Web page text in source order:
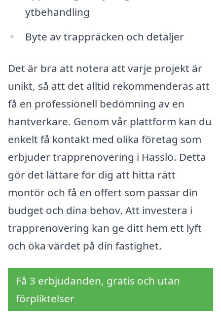
ytbehandling
Byte av trappräcken och detaljer
Det är bra att notera att varje projekt är
unikt, så att det alltid rekommenderas att
få en professionell bedömning av en
hantverkare. Genom vår plattform kan du
enkelt få kontakt med olika företag som
erbjuder trapprenovering i Hasslö. Detta
gör det lättare för dig att hitta rätt
montör och få en offert som passar din
budget och dina behov. Att investera i
trapprenovering kan ge ditt hem ett lyft
och öka värdet på din fastighet.
Få 3 erbjudanden, gratis och utan
förpliktelser